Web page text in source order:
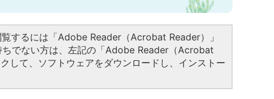
するには「Adobe Reader（Acrobat Reader）」
ちでない方は、左記の「Adobe Reader（Acrobat
して、ソフトウェアをダウンロードし、インストー